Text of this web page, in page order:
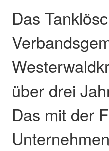
Das
über drei
Das mit der